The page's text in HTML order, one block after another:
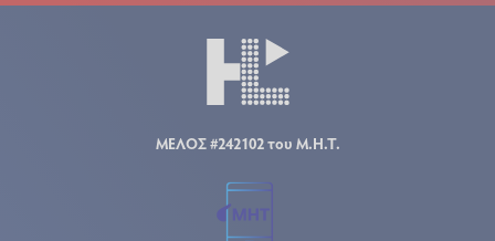
ΜΕΛΟΣ #242102 του Μ.Η.Τ.